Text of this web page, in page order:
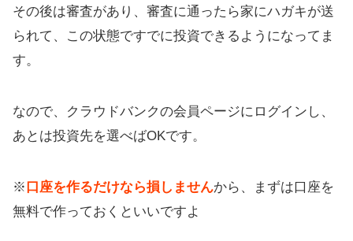
その後は審査があり、審査に通ったら家にハガキが送
られて、この状態ですでに投資できるようになってま
す。
なので、クラウドバンクの会員ページにログインし、
あとは投資先を選べばOKです。
※ 口座を作るだけなら損しませんから、まずは口座を
無料で作っておくといいですよ